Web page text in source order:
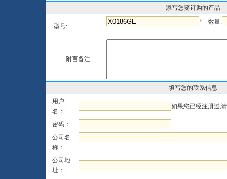
添写您要订购的产品
型号:
* 数量:
附言备注:
填写您的联系信息
用户
名：
如果您已经注册过,
密码：
公司名
称：
公司地
址：